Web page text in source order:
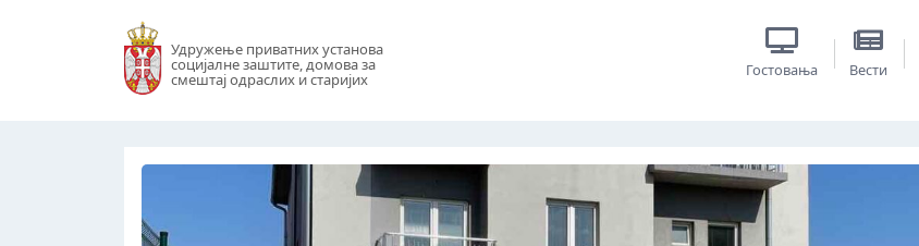
Удружење приватних установа
социјалне заштите, домова за
смештај одраслих и старијих
Гостовања Вести